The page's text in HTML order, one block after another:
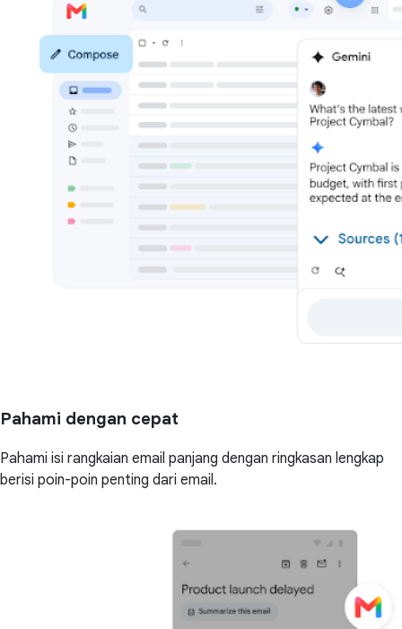
Pahami dengan cepat
Pahami isi rangkaian email panjang dengan ringkasan lengkap
berisi poin-poin penting dari email.